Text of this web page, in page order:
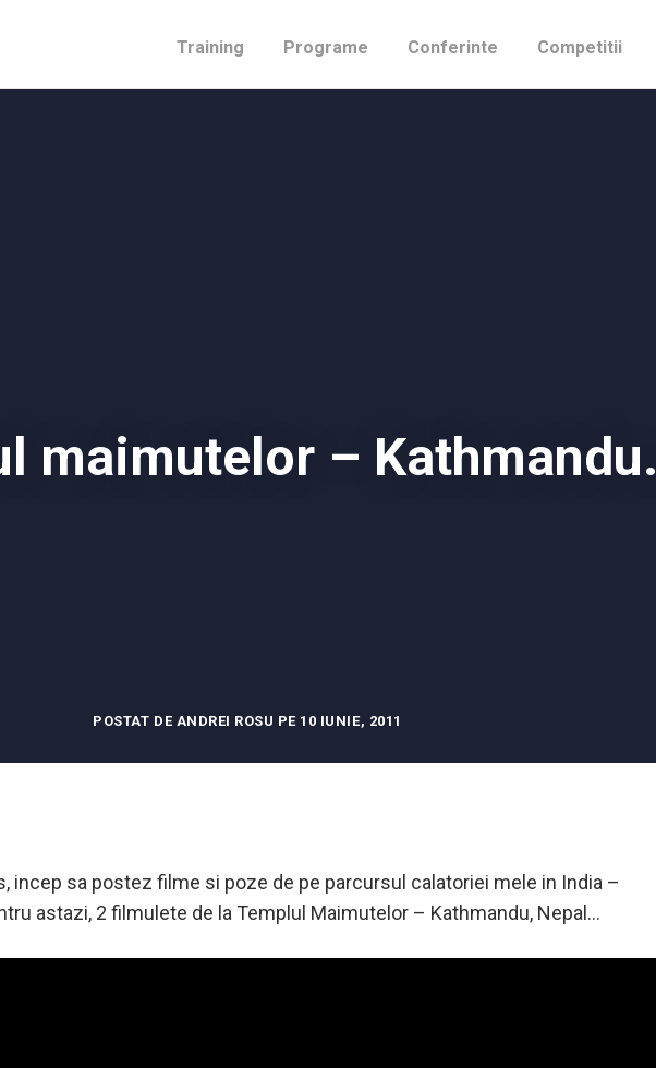
Training Programe Conferinte Competitii
maimutelor – Kathmandu.
POSTAT DE ANDREI ROSU PE 10 IUNIE, 2011
incep sa postez filme si poze de pe parcursul calatoriei mele in India –
astazi, 2 filmulete de la Templul Maimutelor – Kathmandu, Nepal…